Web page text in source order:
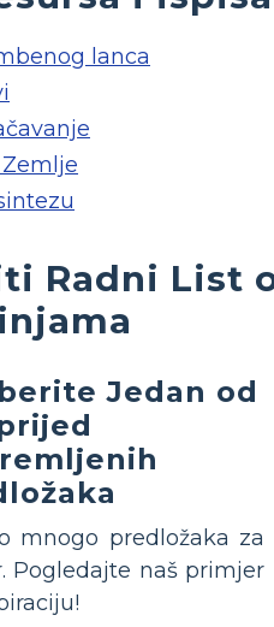
lanca
Radni List
Jedan od
mnogo predložaka za
Pogledajte naš primjer